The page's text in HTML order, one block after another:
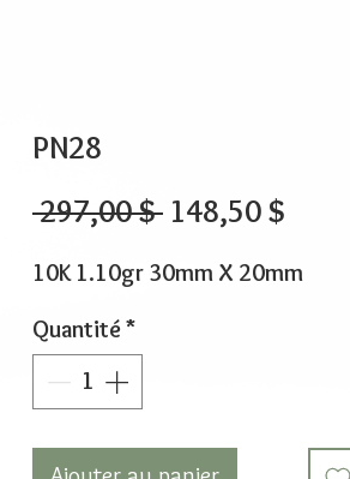
PN28
297,00 $ Prix
148,50 $
10K 1.10gr 30mm X 20mm
Quantité*